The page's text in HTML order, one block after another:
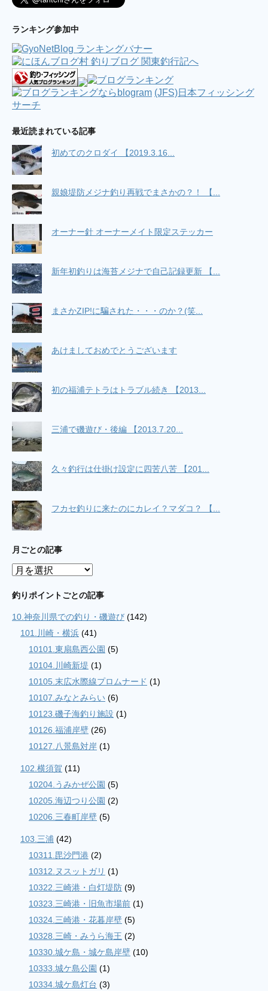
ランキング参加中
(JFS)日本フィッシング
サーチ
最近読まれている記事
初めてのクロダイ 【2019.3.16...
親娘堤防メジナ釣り再戦でまさかの？！ 【...
オーナー針 オーナーメイト限定ステッカー
新年初釣りは海苔メジナで自己記録更新 【...
まさかZIP!に騙された・・・のか？(笑...
あけましておめでとうございます
初の福浦テトラはトラブル続き 【2013...
三浦で磯遊び・後編 【2013.7.20...
久々釣行は仕掛け設定に四苦八苦 【201...
フカセ釣りに来たのにカレイ？マダコ？ 【...
月ごとの記事
月
と
記
釣りポイントごとの記事
10.神奈川県での釣り・磯遊び (142)
101.川崎・横浜 (41)
10101.東扇島西公園 (5)
10104.川崎新堤 (1)
10105.末広水際線プロムナード (1)
10107.みなとみらい (6)
10123.磯子海釣り施設 (1)
10126.福浦岸壁 (26)
10127.八景島対岸 (1)
102.横須賀 (11)
10204.うみかぜ公園 (5)
10205.海辺つり公園 (2)
10206.三春町岸壁 (5)
103.三浦 (42)
10311.毘沙門港 (2)
10312.ヌスットガリ (1)
10322.三崎港・白灯堤防 (9)
10323.三崎港・旧魚市場前 (1)
10324.三崎港・花暮岸壁 (5)
10328.三崎・みうら海王 (2)
10330.城ケ島・城ケ島岸壁 (10)
10333.城ケ島公園 (1)
10334.城ケ島灯台 (3)